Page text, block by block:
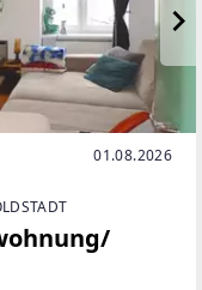
01.08.2026